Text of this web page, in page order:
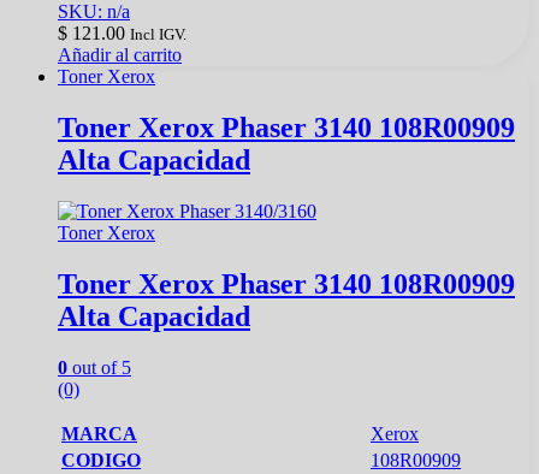
SKU: n/a
$ 121.00 Incl IGV.
Añadir al carrito
Toner Xerox
Toner Xerox Phaser 3140 108R00909
Alta Capacidad
Toner Xerox
Toner Xerox Phaser 3140 108R00909
Alta Capacidad
0 out of 5
(0)
MARCA
Xerox
CODIGO
108R00909